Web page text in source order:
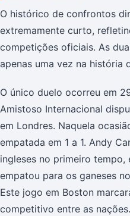
O histórico de confrontos
extremamente curto,
competições oficiais. As
apenas uma vez na história
O único duelo ocorreu em
Amistoso Internacional
em Londres. Naquela
empatada em 1 a 1. Andy
ingleses no primeiro tempo,
empatou para os ganeses
Este jogo em Boston
competitivo entre as nações.